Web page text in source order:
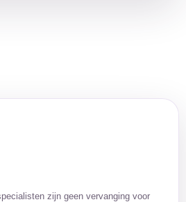
zijn geen vervanging voor